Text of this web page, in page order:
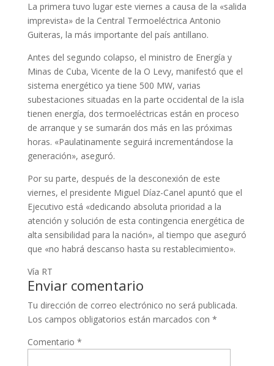
La primera tuvo lugar este viernes a causa de la «salida
imprevista» de la Central Termoeléctrica Antonio
Guiteras, la más importante del país antillano.
Antes del segundo colapso, el ministro de Energía y
Minas de Cuba, Vicente de la O Levy, manifestó que el
sistema energético ya tiene 500 MW, varias
subestaciones situadas en la parte occidental de la isla
tienen energía, dos termoeléctricas están en proceso
de arranque y se sumarán dos más en las próximas
horas. «Paulatinamente seguirá incrementándose la
generación», aseguró.
Por su parte, después de la desconexión de este
viernes, el presidente Miguel Díaz-Canel apuntó que el
Ejecutivo está «dedicando absoluta prioridad a la
atención y solución de esta contingencia energética de
alta sensibilidad para la nación», al tiempo que aseguró
que «no habrá descanso hasta su restablecimiento».
Vía RT
Enviar comentario
Tu dirección de correo electrónico no será publicada.
Los campos obligatorios están marcados con *
Comentario *